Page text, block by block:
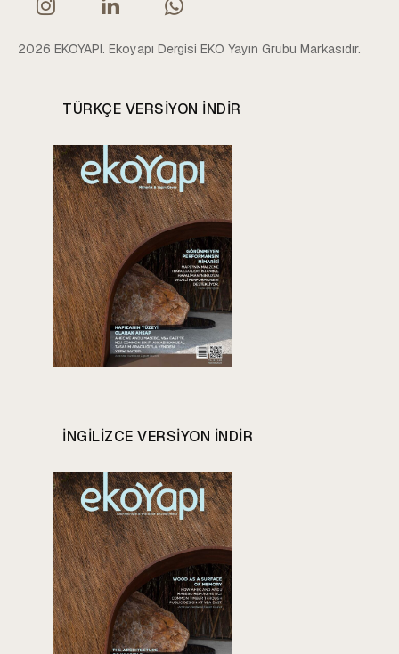
2026 EKOYAPI. Ekoyapı Dergisi EKO Yayın Grubu Markasıdır.
TÜRKÇE VERSIYON INDIR
INGILIZCE VERSIYON INDIR